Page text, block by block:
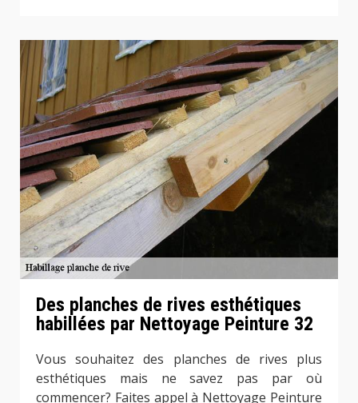
Des planches de rives esthétiques
habillées par Nettoyage Peinture 32
Vous souhaitez des planches de rives plus
esthétiques mais ne savez pas par où
commencer? Faites appel à Nettoyage Peinture